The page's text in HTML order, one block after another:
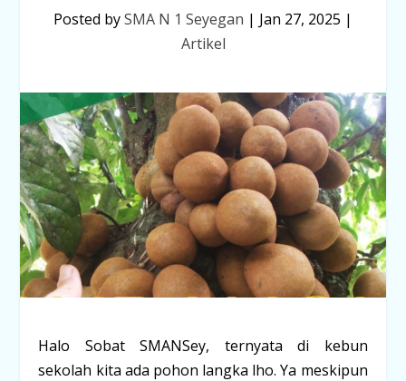
Posted bySMA N 1 Seyegan | Jan 27, 2025 |
Artikel
Halo Sobat SMANSey, ternyata di kebun
sekolah kita ada pohon langka lho. Ya meskipun